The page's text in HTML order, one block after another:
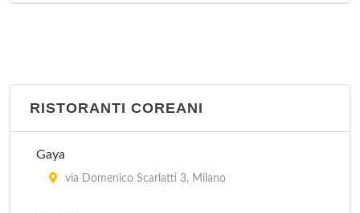
RISTORANTI COREANI
Gaya
via Domenico Scarlatti 3, Milano